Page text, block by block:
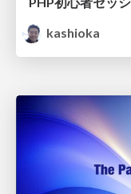
kashioka